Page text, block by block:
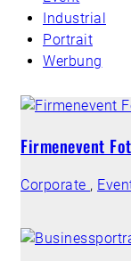
Industrial
Portrait
Werbung
Firmenevent
Corporate ,